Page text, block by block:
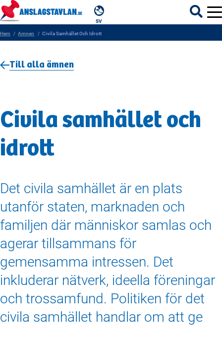
SV
REGIONER
Hem Amnen Civila Samhället Och Idrott
Till alla ämnen
Civila samhället och
idrott
Det civila samhället är en plats
utanför staten, marknaden och
familjen där människor samlas och
agerar tillsammans för
gemensamma intressen. Det
inkluderar nätverk, ideella föreningar
och trossamfund. Politiken för det
civila samhället handlar om att ge